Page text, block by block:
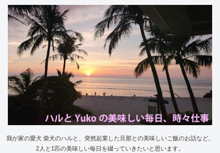
我が家の愛犬 柴犬のハルと、突然起業した旦那との美味しいご飯のお話など。
2人と1匹の美味しい毎日を綴っていきたいと思います。